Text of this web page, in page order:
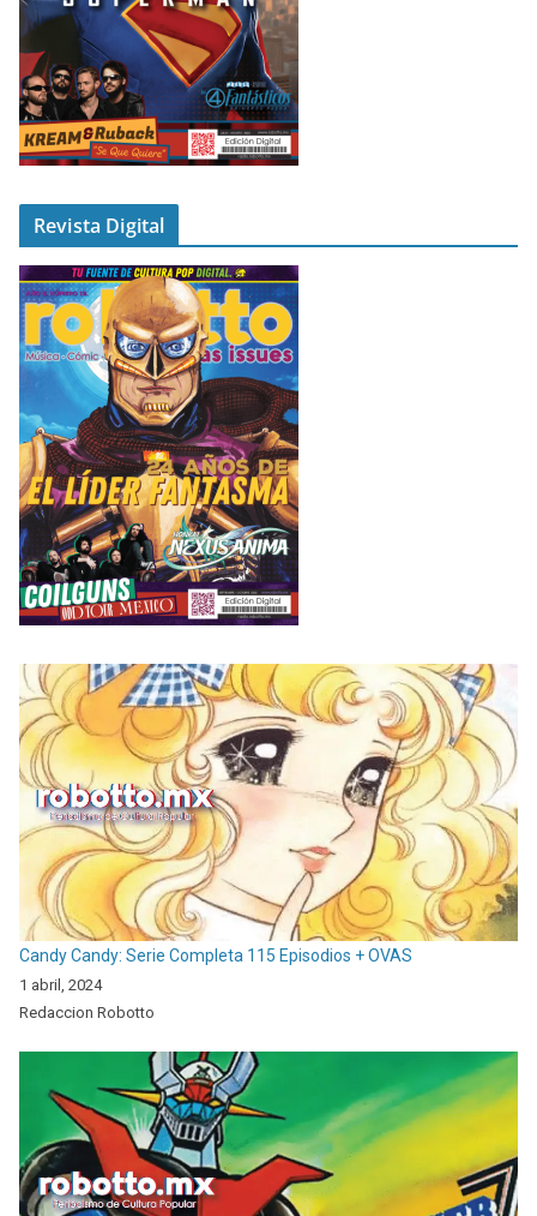
Revista Digital
Candy Candy: Serie Completa 115 Episodios + OVAS
1 abril, 2024
Redaccion Robotto